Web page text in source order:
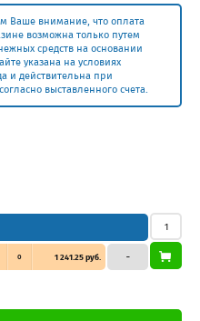
Ваше внимание, что оплата
возможна только путем
средств на основании
указана на условиях
и действительна при
выставленного счета.
0 1 241.25 руб. –